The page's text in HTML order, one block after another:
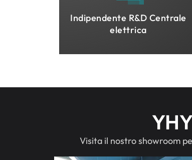
Indipendente R&D Centrale
elettrica
Visita il nostro showroom